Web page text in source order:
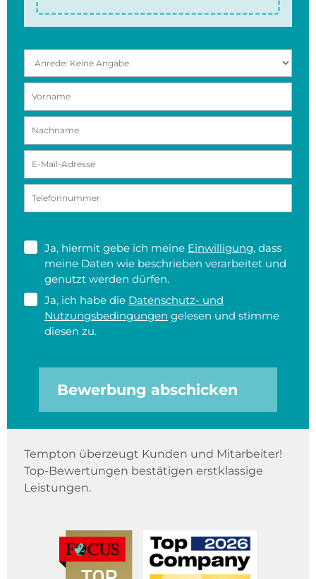
Ja, hiermit gebe ich meine Einwilligung, dass
meine Daten wie beschrieben verarbeitet und
genutzt werden dürfen.
Ja, ich habe die Datenschutz- und
Nutzungsbedingungen gelesen und stimme
diesen zu.
Bewerbung abschicken
Tempton überzeugt Kunden und Mitarbeiter!
Top-Bewertungen bestätigen erstklassige
Leistungen.